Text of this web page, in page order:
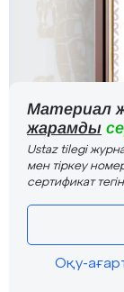
Материал
жарамды
Ustaz tilegi
мен тіркеу
сертификат
Оқу-